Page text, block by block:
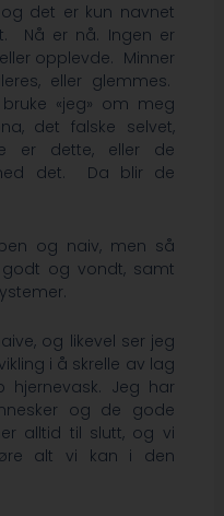
det er kun navnet
Nå er nå. Ingen er
opplevde. Minner
eller glemmes.
«jeg» om meg
det falske selvet,
er dette, eller de
det. Da blir de
og naiv, men så
og vondt, samt
og likevel ser jeg
i å skrelle av lag
Jeg har
og de gode
alltid til slutt, og vi
alt vi kan i den